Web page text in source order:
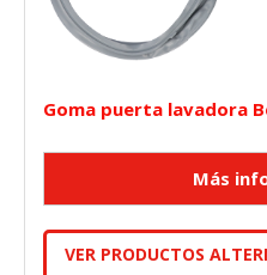
Goma puerta lavadora
VER PRODUCTOS